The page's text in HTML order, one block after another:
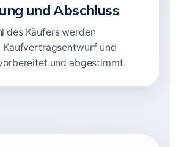
und Abschluss
des Käufers werden
Kaufvertragsentwurf und
und abgestimmt.